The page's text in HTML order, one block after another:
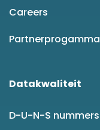
Careers
Partnerprogamma
Datakwaliteit
D-U-N-S nummers